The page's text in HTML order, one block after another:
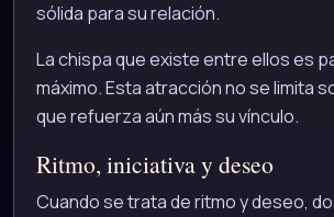
sólida para su relación.
La chispa que existe entre ellos es
máximo. Esta atracción no se limita
que refuerza aún más su vínculo.
Ritmo, iniciativa y deseo
Cuando se trata de ritmo y deseo,